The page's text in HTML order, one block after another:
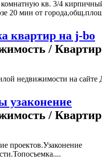
кв. 3/4
20 мин от
квартир на j-bo
/
недвижимости на сайте
узаконение
/
проектов.Узаконение